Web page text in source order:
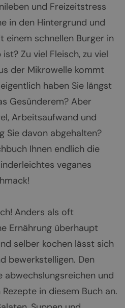
und Freizeitstress
in den Hintergrund und
einem schnellen Burger in
Zu viel Fleisch, zu viel
der Mikrowelle kommt
haben Sie längst
Gesünderem? Aber
Arbeitsaufwand und
Sie davon abgehalten?
Ihnen endlich die
veganes
Anders als oft
Ernährung überhaupt
selber kochen lässt sich
bewerkstelligen. Den
und
in diesem Buch an.